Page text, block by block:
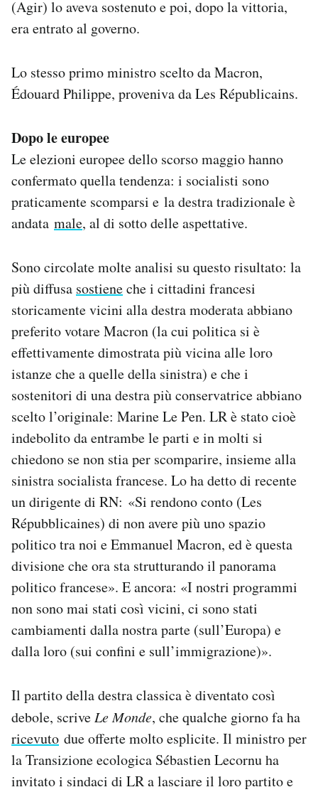
(Agir) lo aveva sostenuto e poi, dopo la vittoria,
era entrato al governo.
Lo stesso primo ministro scelto da Macron,
Édouard Philippe, proveniva da Les Républicains.
Dopo le europee
Le elezioni europee dello scorso maggio hanno
confermato quella tendenza: i socialisti sono
praticamente scomparsi e la destra tradizionale è
andata male, al di sotto delle aspettative.
Sono circolate molte analisi su questo risultato: la
più diffusa sostieneche i cittadini francesi
storicamente vicini alla destra moderata abbiano
preferito votare Macron (la cui politica si è
effettivamente dimostrata più vicina alle loro
istanze che a quelle della sinistra) e che i
sostenitori di una destra più conservatrice abbiano
scelto l’originale: Marine Le Pen. LR è stato cioè
indebolito da entrambe le parti e in molti si
chiedono se non stia per scomparire, insieme alla
sinistra socialista francese. Lo ha detto di recente
un dirigente di RN: «Si rendono conto (Les
Répubblicaines) di non avere più uno spazio
politico tra noi e Emmanuel Macron, ed è questa
divisione che ora sta strutturando il panorama
politico francese». E ancora: «I nostri programmi
non sono mai stati così vicini, ci sono stati
cambiamenti dalla nostra parte (sull’Europa) e
dalla loro (sui confini e sull’immigrazione)».
Il partito della destra classica è diventato così
debole, scrive Le Monde, che qualche giorno fa ha
ricevuto due offerte molto esplicite. Il ministro per
la Transizione ecologica Sébastien Lecornu ha
invitato i sindaci di LR a lasciare il loro partito e